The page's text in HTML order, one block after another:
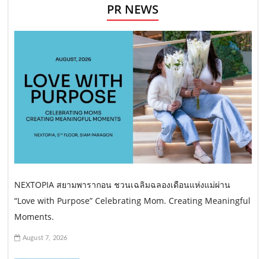
PR NEWS
NEXTOPIA สยามพารากอน ชวนเฉลิมฉลองเดือนแห่งแม่ผ่าน
“Love with Purpose” Celebrating Mom. Creating Meaningful
Moments.
August 7, 2026